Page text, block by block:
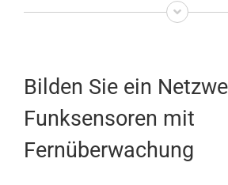
Bilden Sie ein
Funksensoren mit
Fernüberwachung